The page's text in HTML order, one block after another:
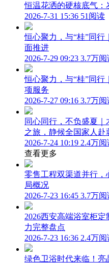
恒温花洒的硬核底气
2026-7-31 15:36 51阅读
恒心聚力，与“桂”同
面推进
2026-7-29 09:23 3.7万阅
恒心聚力，与“桂”同
项服务
2026-7-27 09:16 3.7万阅
同心同行，不负盛夏｜
之旅，静候全国家人赴
2026-7-24 10:19 2.4万阅
查看更多
零售工程双渠道并行
局概况
2026-7-23 16:45 3.7万阅
2026西安高端浴室柜
力完整盘点
2026-7-23 16:36 2.4万阅
绿色卫浴时代来临！亮